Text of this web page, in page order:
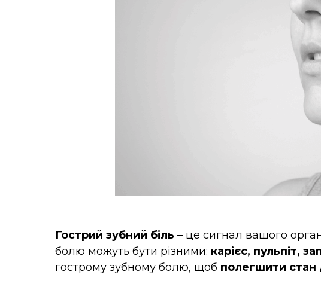
Гострий зубний біль – це сигнал вашого
болю можуть бути різними: карієс, пульпіт,
гострому зубному болю, щоб полегшити стан